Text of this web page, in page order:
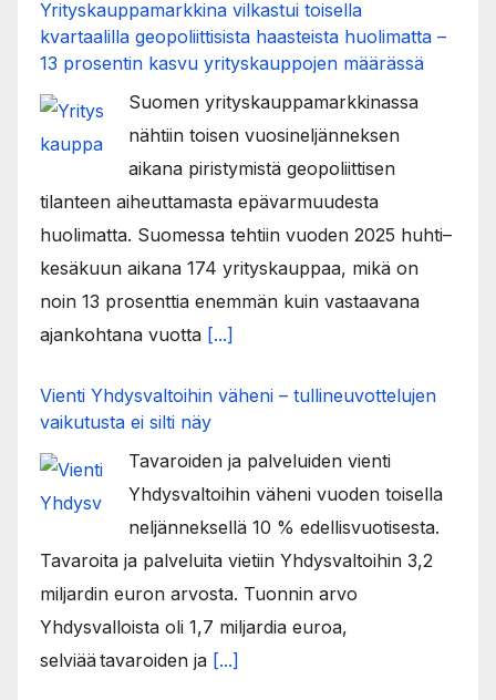
Yrityskauppamarkkina vilkastui toisella
kvartaalilla geopoliittisista haasteista huolimatta –
13 prosentin kasvu yrityskauppojen määrässä
Suomen yrityskauppamarkkinassa
nähtiin toisen vuosineljänneksen
aikana piristymistä geopoliittisen
tilanteen aiheuttamasta epävarmuudesta
huolimatta. Suomessa tehtiin vuoden 2025 huhti–
kesäkuun aikana 174 yrityskauppaa, mikä on
noin 13 prosenttia enemmän kuin vastaavana
ajankohtana vuotta [...]
Vienti Yhdysvaltoihin väheni – tullineuvottelujen
vaikutusta ei silti näy
Tavaroiden ja palveluiden vienti
Yhdysvaltoihin väheni vuoden toisella
neljänneksellä 10 % edellisvuotisesta.
Tavaroita ja palveluita vietiin Yhdysvaltoihin 3,2
miljardin euron arvosta. Tuonnin arvo
Yhdysvalloista oli 1,7 miljardia euroa,
selviää tavaroiden ja [...]